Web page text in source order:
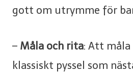
gott om utrymme för
– Måla och rita: Att
klassiskt pyssel som